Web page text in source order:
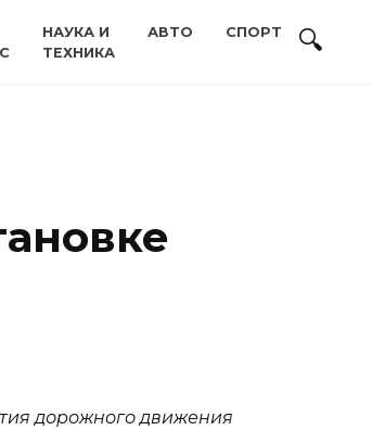
НАУКА И
ТЕХНИКА
АВТО СПОРТ
дорожного движения